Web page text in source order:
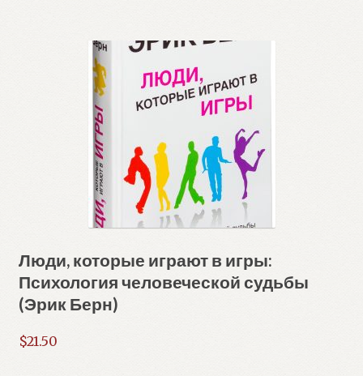
Люди, которые играют в игры:
Психология человеческой судьбы
(Эрик Берн)
$21.50